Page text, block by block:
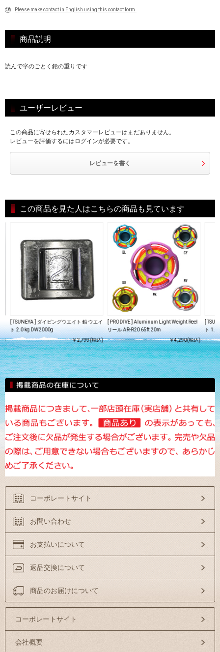
Please make contact in English using this contact form.
商品説明
読んで字のごとく鉛の重りです
ユーザーレビュー
この商品に寄せられたカスタマーレビューはまだありません。
レビューを評価するにはログインが必要です。
レビューを書く
この商品を見た人はこちらの商品も見ています
)
[ TSUNEYA ] ダイビングウエイト 鉛 ウエイ
ト 2.0 kg DW2000g
￥2,799(税込)
[ PRODIVE ] Aluminum Light Weight Reel
リール AR-R20 65ft 20m
￥4,290(税込)
[
ト 1.0
コーポレートサイト
お問い合わせ
お支払いについて
返品交換について
商品のお届けについて
コーポレートサイト
会社概要